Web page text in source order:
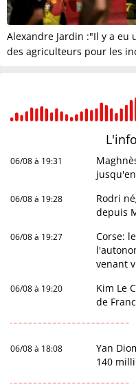
Alexandre Jardin :"Il y a eu
des agriculteurs pour les
06/08 à 19:31
06/08 à 19:28
Rodri
depuis
06/08 à 19:27
Corse:
venant
06/08 à 19:20
Kim Le
de
06/08 à 18:08
Yan
140